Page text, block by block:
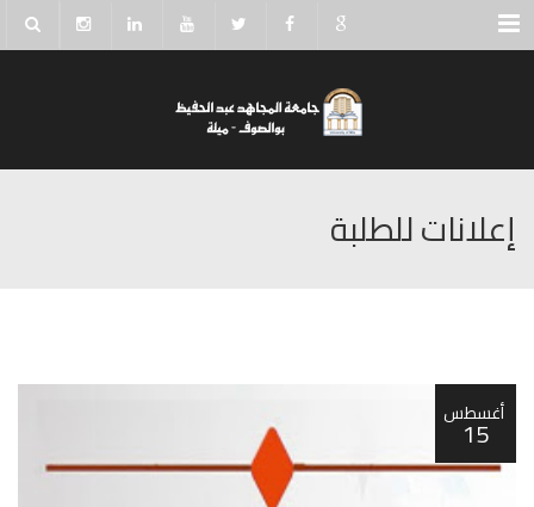
Menu
إعلانات للطلبة
أغسطس
15